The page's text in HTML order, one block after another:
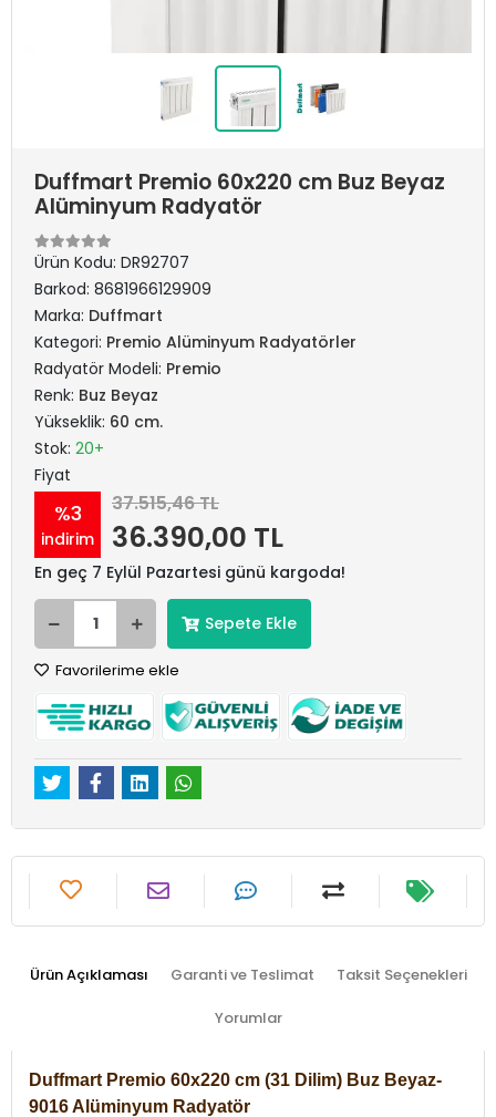
Duffmart Premio 60x220 cm Buz Beyaz
Alüminyum Radyatör
Ürün Kodu: DR92707
Barkod: 8681966129909
Marka: Duffmart
Kategori: Premio Alüminyum Radyatörler
Radyatör Modeli: Premio
Renk: Buz Beyaz
Yükseklik: 60 cm.
Stok: 20+
Fiyat
%3
indirim
37.515,46 TL
36.390,00 TL
En geç 7 Eylül Pazartesi günü kargoda!
Sepete Ekle
Favorilerime ekle
Ürün Açıklaması Garanti ve Teslimat Taksit Seçenekleri
Yorumlar
Duffmart Premio 60x220 cm (31 Dilim) Buz Beyaz-
9016 Alüminyum Radyatör